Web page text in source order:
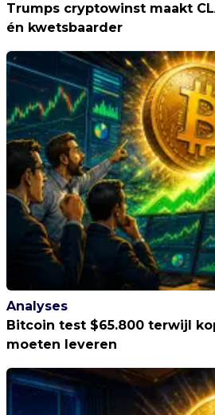
Trumps cryptowinst maakt
én kwetsbaarder
Analyses
Bitcoin test $65.800 terwijl
moeten leveren